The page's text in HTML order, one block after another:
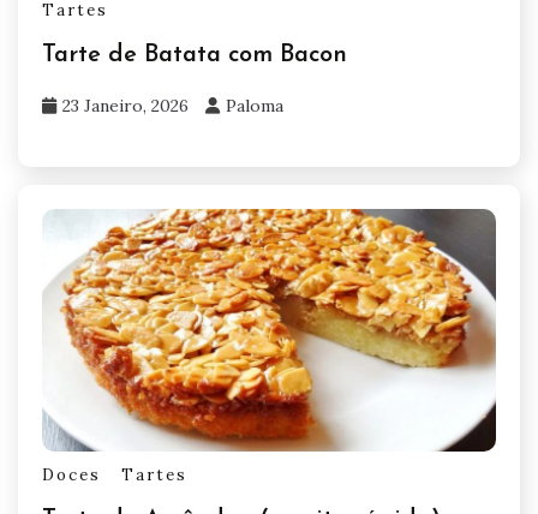
Tartes
Tarte de Batata com Bacon
23 Janeiro, 2026 Paloma
Doces Tartes